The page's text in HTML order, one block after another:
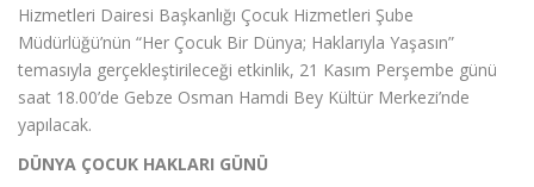
Hizmetleri Dairesi Başkanlığı Çocuk Hizmetleri Şube
Müdürlüğü’nün “Her Çocuk Bir Dünya; Haklarıyla Yaşasın”
temasıyla gerçekleştirileceği etkinlik, 21 Kasım Perşembe günü
saat 18.00’de Gebze Osman Hamdi Bey Kültür Merkezi’nde
yapılacak.
DÜNYA ÇOCUK HAKLARI GÜNÜ